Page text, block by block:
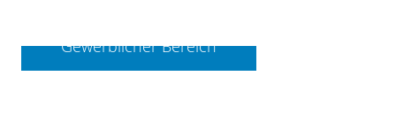
Gewerblicher Bereich